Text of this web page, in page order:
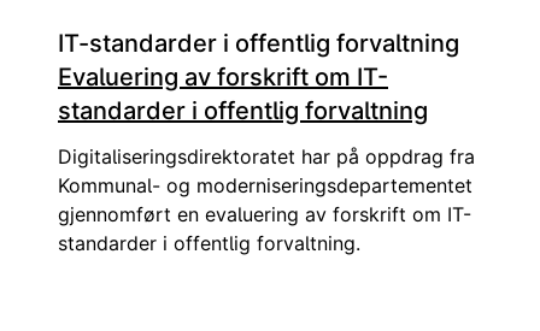
IT-standarder i offentlig forvaltning
Evaluering av forskrift om IT-
standarder i offentlig forvaltning
Digitaliseringsdirektoratet har på oppdrag fra
Kommunal- og moderniseringsdepartementet
gjennomført en evaluering av forskrift om IT-
standarder i offentlig forvaltning.